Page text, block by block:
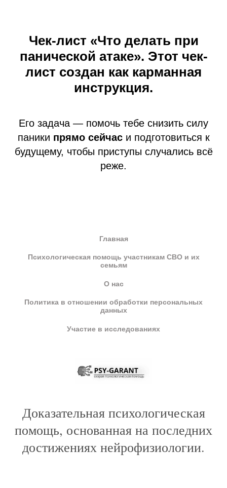
Чек-лист «Что делать при
панической атаке». Этот чек-
лист создан как карманная
инструкция.
Его задача — помочь тебе снизить силу
паники прямо сейчаси подготовиться к
будущему, чтобы приступы случались всё
реже.
Главная
Психологическая помощь участникам СВО и их
семьям
О нас
Политика в отношении обработки персональных
данных
Участие в исследованиях
Доказательная психологическая
помощь, основанная на последних
достижениях нейрофизиологии.